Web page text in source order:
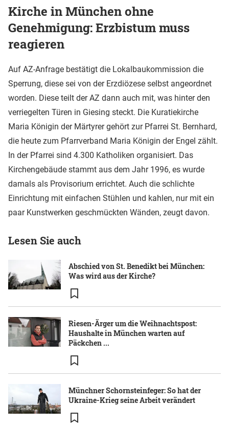
Kirche in München ohne
Genehmigung: Erzbistum muss
reagieren
Auf AZ-Anfrage bestätigt die Lokalbaukommission die
Sperrung, diese sei von der Erzdiözese selbst angeordnet
worden. Diese teilt der AZ dann auch mit, was hinter den
verriegelten Türen in Giesing steckt. Die Kuratiekirche
Maria Königin der Märtyrer gehört zur Pfarrei St. Bernhard,
die heute zum Pfarrverband Maria Königin der Engel zählt.
In der Pfarrei sind 4.300 Katholiken organisiert. Das
Kirchengebäude stammt aus dem Jahr 1996, es wurde
damals als Provisorium errichtet. Auch die schlichte
Einrichtung mit einfachen Stühlen und kahlen, nur mit ein
paar Kunstwerken geschmückten Wänden, zeugt davon.
Lesen Sie auch
Abschied von St. Benedikt bei München:
Was wird aus der Kirche?
Riesen-Ärger um die Weihnachtspost:
Haushalte in München warten auf
Päckchen ...
Münchner Schornsteinfeger: So hat der
Ukraine-Krieg seine Arbeit verändert